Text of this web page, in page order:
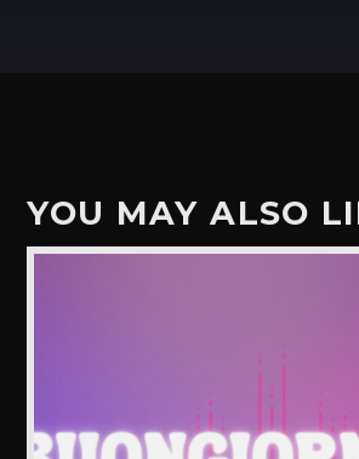
YOU MAY ALSO